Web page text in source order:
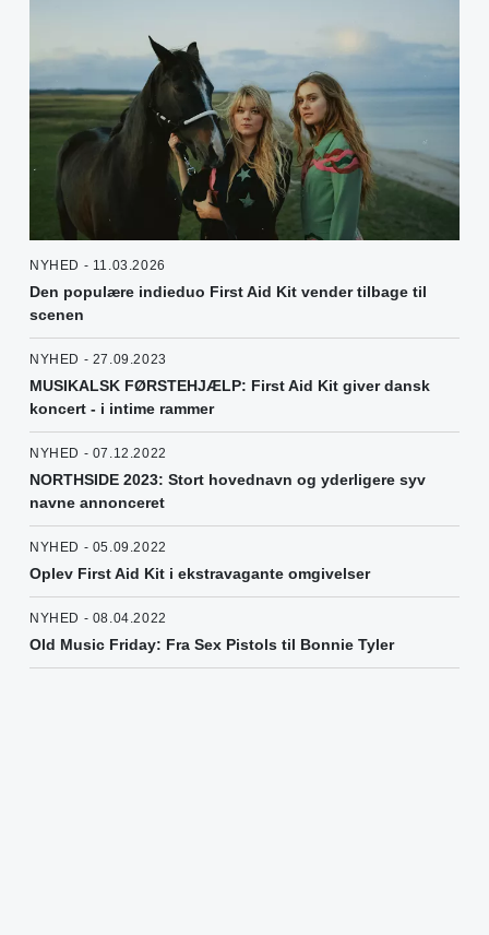
NYHED - 11.03.2026
Den populære indieduo First Aid Kit vender tilbage til
scenen
NYHED - 27.09.2023
MUSIKALSK FØRSTEHJÆLP: First Aid Kit giver dansk
koncert - i intime rammer
NYHED - 07.12.2022
NORTHSIDE 2023: Stort hovednavn og yderligere syv
navne annonceret
NYHED - 05.09.2022
Oplev First Aid Kit i ekstravagante omgivelser
NYHED - 08.04.2022
Old Music Friday: Fra Sex Pistols til Bonnie Tyler